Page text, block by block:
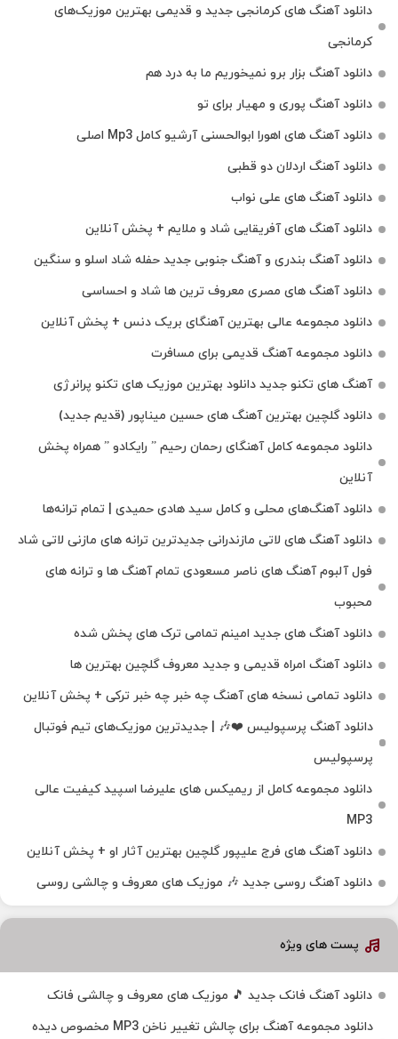
دانلود آهنگ‌ های کرمانجی جدید و قدیمی بهترین موزیک‌های
کرمانجی
دانلود آهنگ بزار برو نمیخوریم ما به درد هم
دانلود آهنگ پوری و مهیار برای تو
دانلود آهنگ های اهورا ابوالحسنی آرشیو کامل Mp3 اصلی
دانلود آهنگ اردلان دو قطبی
دانلود آهنگ های علی نواب
دانلود آهنگ های آفریقایی شاد و ملایم + پخش آنلاین
دانلود آهنگ بندری و آهنگ جنوبی جدید حفله شاد اسلو و سنگین
دانلود آهنگ های مصری معروف ترین ها شاد و احساسی
دانلود مجموعه عالی بهترین آهنگای بریک دنس + پخش آنلاین
دانلود مجموعه آهنگ قدیمی برای مسافرت
آهنگ های تکنو جدید دانلود بهترین موزیک های تکنو پرانرژی
دانلود گلچین بهترین آهنگ های حسین میناپور (قدیم جدید)
دانلود مجموعه کامل آهنگای رحمان رحیم ” رایکادو ” همراه پخش
آنلاین
دانلود آهنگ‌های محلی و کامل سید هادی حمیدی | تمام ترانه‌ها
دانلود آهنگ‌ های لاتی مازندرانی جدیدترین ترانه های مازنی لاتی شاد
فول آلبوم آهنگ‌ های ناصر مسعودی تمام آهنگ‌ ها و ترانه‌ های
محبوب
دانلود آهنگ های جدید امینم تمامی ترک های پخش شده
دانلود آهنگ امراه قدیمی و جدید معروف گلچین بهترین ها
دانلود تمامی نسخه های آهنگ چه خبر چه خبر ترکی + پخش آنلاین
دانلود آهنگ پرسپولیس ❤️🎶 | جدیدترین موزیک‌های تیم فوتبال
پرسپولیس
دانلود مجموعه کامل از ریمیکس های علیرضا اسپید کیفیت عالی
MP3
دانلود آهنگ های فرج علیپور گلچین بهترین آثار او + پخش آنلاین
دانلود آهنگ روسی جدید 🎶 موزیک‌ های معروف و چالشی روسی
پست های ویژه
دانلود آهنگ فانک جدید 🎵 موزیک‌ های معروف و چالشی فانک
دانلود مجموعه آهنگ برای چالش تغییر ناخن MP3 مخصوص دیده